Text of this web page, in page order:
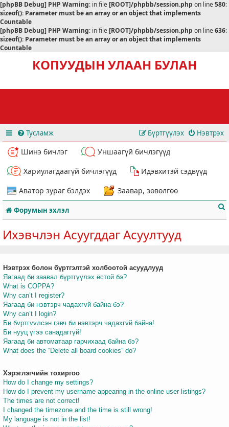
[phpBB Debug] PHP Warning: in file[ROOT]/phpbb/session.php on line580:
sizeof(): Parameter must be an array or an object that implements
Countable
[phpBB Debug] PHP Warning: in file[ROOT]/phpbb/session.php on line636:
sizeof(): Parameter must be an array or an object that implements
Countable
КОПУУДЫН УЛААН БУЛАН
Тусламж Нэвтрэх
Бүртгүүлэх
Шинэ бичлэг
Уншаагүй бичлэгүүд
Хариулагдаагүй бичлэгүүд
Идэвхитэй сэдвүүд
Аватор зураг бэлдэх
Заавар, зөвөлгөө
Форумын эхлэл
Ихэвчлэн Асуугддаг Асуултууд
Нэвтрэх болон бүртгэлтэй холбоотой асуудлууд
Яагаад би заавал бүртгүүлэх ёстой бэ?
What is COPPA?
Why can’t I register?
Яагаад би нэвтэрч чадахгvй байна бэ?
Why can’t I login?
Би бvртгvvлсэн гэвч би нэвтэрч чадахгvй байна!
Би нууц үгээ санадаггүй!
Яагаад би автоматаар гарчихаад байна бэ?
What does the “Delete all board cookies” do?
Хэрэглэгчийн тохиргоо
How do I change my settings?
How do I prevent my username appearing in the online user listings?
The times are not correct!
I changed the timezone and the time is still wrong!
My language is not in the list!